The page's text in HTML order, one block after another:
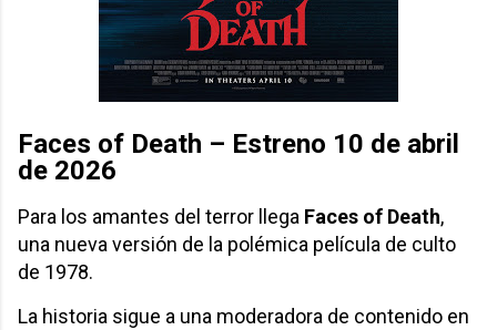
Faces of Death – Estreno 10 de abril
de 2026
Para los amantes del terror llega Faces of Death,
una nueva versión de la polémica película de culto
de 1978.
La historia sigue a una moderadora de contenido en